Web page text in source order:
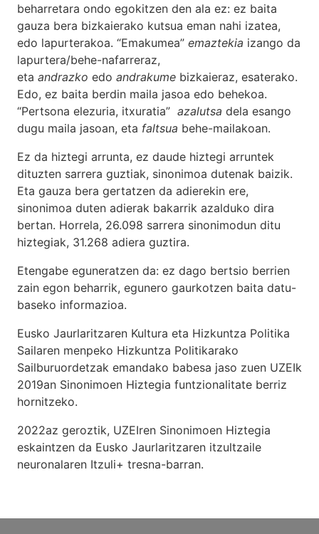
beharretara ondo egokitzen den ala ez: ez baita
gauza bera bizkaierako kutsua eman nahi izatea,
edo lapurterakoa. “Emakumea” emaztekia izango da
lapurtera/behe-nafarreraz,
eta andrazko edo andrakume bizkaieraz, esaterako.
Edo, ez baita berdin maila jasoa edo behekoa.
“Pertsona elezuria, itxuratia” azalutsa dela esango
dugu maila jasoan, eta faltsua behe-mailakoan.
Ez da hiztegi arrunta, ez daude hiztegi arruntek
dituzten sarrera guztiak, sinonimoa dutenak baizik.
Eta gauza bera gertatzen da adierekin ere,
sinonimoa duten adierak bakarrik azalduko dira
bertan. Horrela, 26.098 sarrera sinonimodun ditu
hiztegiak, 31.268 adiera guztira.
Etengabe eguneratzen da: ez dago bertsio berrien
zain egon beharrik, egunero gaurkotzen baita datu-
baseko informazioa.
Eusko Jaurlaritzaren Kultura eta Hizkuntza Politika
Sailaren menpeko Hizkuntza Politikarako
Sailburuordetzak emandako babesa jaso zuen UZEIk
2019an Sinonimoen Hiztegia funtzionalitate berriz
hornitzeko.
2022az geroztik, UZEIren Sinonimoen Hiztegia
eskaintzen da Eusko Jaurlaritzaren itzultzaile
neuronalaren Itzuli+ tresna-barran.